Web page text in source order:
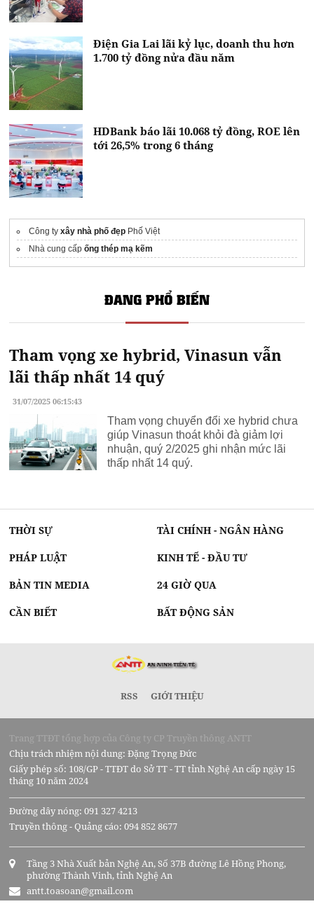
Điện Gia Lai lãi kỷ lục, doanh thu hơn
1.700 tỷ đồng nửa đầu năm
HDBank báo lãi 10.068 tỷ đồng, ROE lên
tới 26,5% trong 6 tháng
Công tyxây nhà phố đẹp Phố Việt
Nhà cung cấpống thép mạ kẽm
ĐANG PHỔ BIẾN
Tham vọng xe hybrid, Vinasun vẫn
lãi thấp nhất 14 quý
31/07/2025 06:15:43
Tham vọng chuyển đổi xe hybrid chưa
giúp Vinasun thoát khỏi đà giảm lợi
nhuận, quý 2/2025 ghi nhận mức lãi
thấp nhất 14 quý.
THỜI SỰ TÀI CHÍNH - NGÂN HÀNG
PHÁP LUẬT KINH TẾ - ĐẦU TƯ
BẢN TIN MEDIA 24 GIỜ QUA
CẦN BIẾT BẤT ĐỘNG SẢN
RSS GIỚI THIỆU
Trang TTĐT tổng hợp của Công ty CP Truyền thông ANTT
Chịu trách nhiệm nội dung: Đặng Trọng Đức
Giấy phép số: 108/GP - TTĐT do Sở TT - TT tỉnh Nghệ An cấp ngày 15
tháng 10 năm 2024
Đường dây nóng: 091 327 4213
Truyền thông - Quảng cáo: 094 852 8677
Tầng 3 Nhà Xuất bản Nghệ An, Số 37B đường Lê Hồng Phong,
phường Thành Vinh, tỉnh Nghệ An
antt.toasoan@gmail.com